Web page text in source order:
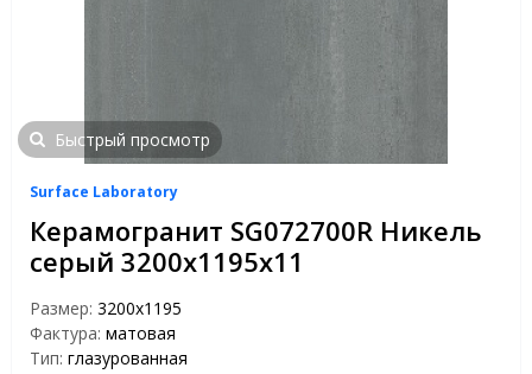
Быстрый просмотр
Surface Laboratory
Керамогранит SG072700R Никель
серый 3200х1195х11
Размер: 3200x1195
Фактура: матовая
Тип: глазурованная